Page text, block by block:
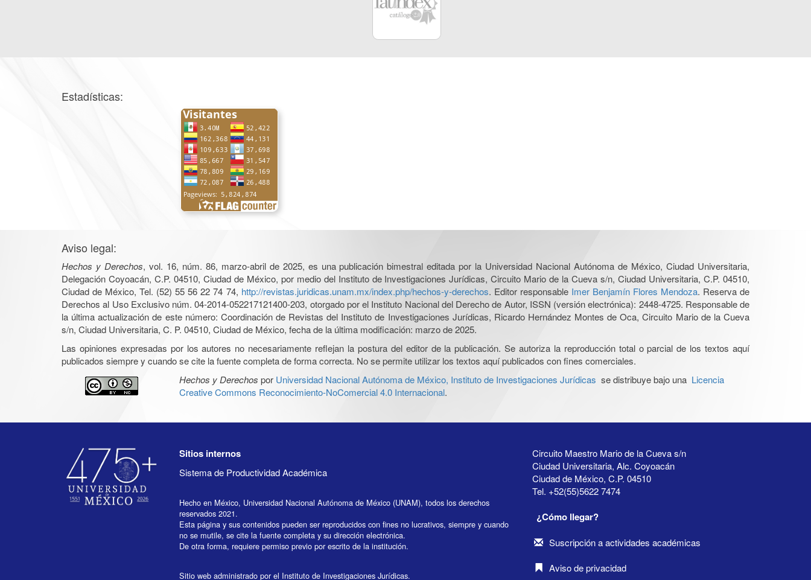
Estadísticas:
Aviso legal:
Hechos y Derechos, vol. 16, núm. 86, marzo-abril de 2025, es una publicación bimestral editada por la Universidad Nacional Autónoma de México, Ciudad Universitaria,
Delegación Coyoacán, C.P. 04510, Ciudad de México, por medio del Instituto de Investigaciones Jurídicas, Circuito Mario de la Cueva s/n, Ciudad Universitaria, C.P. 04510,
Ciudad de México, Tel. (52) 55 56 22 74 74, http://revistas.juridicas.unam.mx/index.php/hechos-y-derechos. Editor responsable Imer Benjamín Flores Mendoza. Reserva de
Derechos al Uso Exclusivo núm. 04-2014-052217121400-203, otorgado por el Instituto Nacional del Derecho de Autor, ISSN (versión electrónica): 2448-4725. Responsable de
la última actualización de este número: Coordinación de Revistas del Instituto de Investigaciones Jurídicas, Ricardo Hernández Montes de Oca, Circuito Mario de la Cueva
s/n, Ciudad Universitaria, C. P. 04510, Ciudad de México, fecha de la última modificación: marzo de 2025.
Las opiniones expresadas por los autores no necesariamente reflejan la postura del editor de la publicación. Se autoriza la reproducción total o parcial de los textos aquí
publicados siempre y cuando se cite la fuente completa de forma correcta. No se permite utilizar los textos aquí publicados con fines comerciales.
Hechos y Derechos por Universidad Nacional Autónoma de México, Instituto de Investigaciones Jurídicas se distribuye bajo una Licencia
Creative Commons Reconocimiento-NoComercial 4.0 Internacional.
Sitios internos
Sistema de Productividad Académica
Hecho en México, Universidad Nacional Autónoma de México (UNAM), todos los derechos
reservados 2021.
Esta página y sus contenidos pueden ser reproducidos con fines no lucrativos, siempre y cuando
no se mutile, se cite la fuente completa y su dirección electrónica.
De otra forma, requiere permiso previo por escrito de la institución.
Sitio web administrado por el Instituto de Investigaciones Jurídicas.
Circuito Maestro Mario de la Cueva s/n
Ciudad Universitaria, Alc. Coyoacán
Ciudad de México, C.P. 04510
Tel. +52(55)5622 7474
¿Cómo llegar?
Suscripción a actividades académicas
Aviso de privacidad